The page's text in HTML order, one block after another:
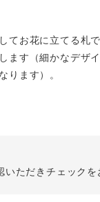
てお花に立てる札
ます（細かなデザ
ります）。
ただきチェックを